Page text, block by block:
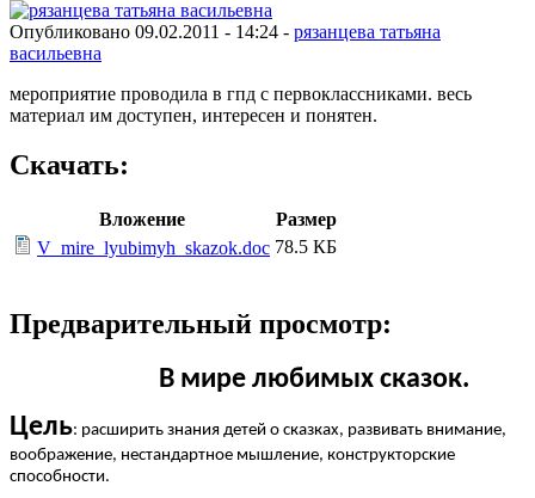
Опубликовано 09.02.2011 - 14:24 - рязанцева татьяна
васильевна
мероприятие проводила в гпд с первоклассниками. весь
материал им доступен, интересен и понятен.
Скачать:
Вложение
Размер
V_mire_lyubimyh_skazok.doc 78.5 КБ
Предварительный просмотр:
В мире любимых сказок.
Цель: расширить знания детей о сказках, развивать внимание,
воображение, нестандартное мышление, конструкторские
способности.